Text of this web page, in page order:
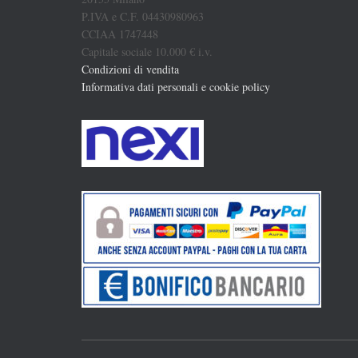
P.IVA e C.F. 04430980963
CCIAA 1747448
Capitale sociale 10.000 € i.v.
Condizioni di vendita
Informativa dati personali e cookie policy